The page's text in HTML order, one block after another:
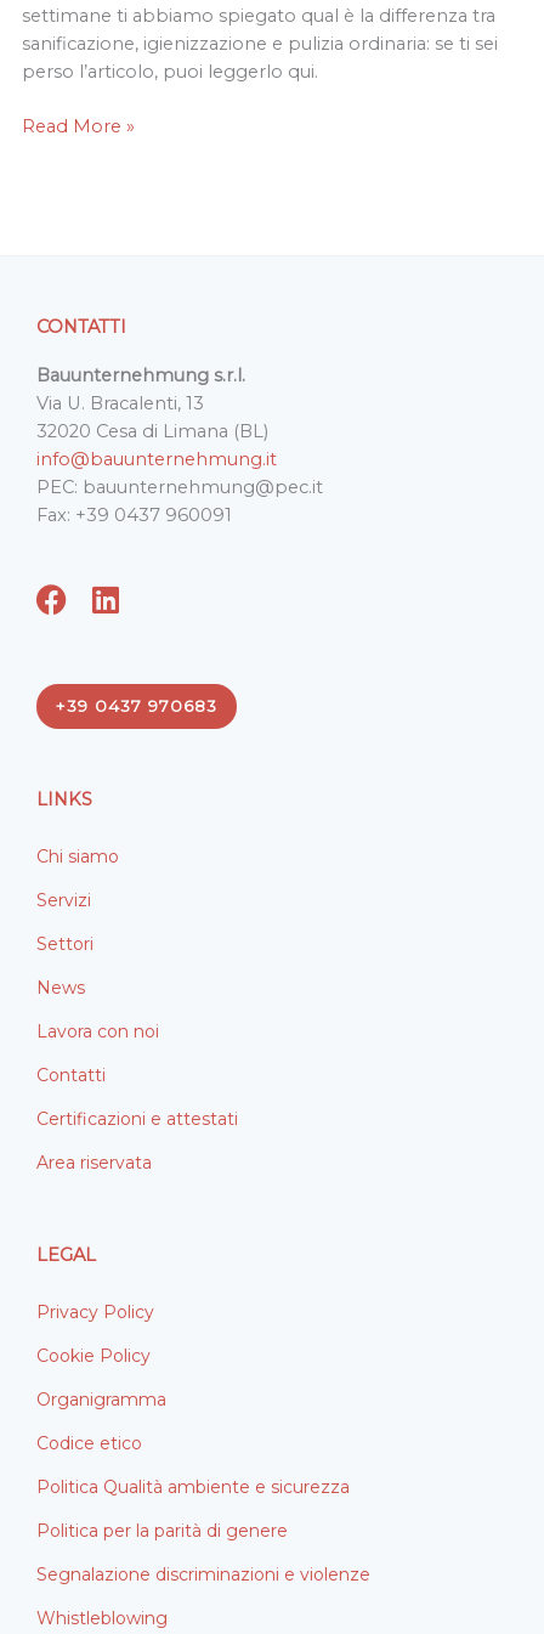
settimane ti abbiamo spiegato qual è la differenza tra
sanificazione, igienizzazione e pulizia ordinaria: se ti sei
perso l’articolo, puoi leggerlo qui.
a
perossido
di
Read More »
CONTATTI
Bauunternehmung s.r.l.
Via U. Bracalenti, 13
32020 Cesa di Limana (BL)
info@bauunternehmung.it
PEC: bauunternehmung@pec.it
Fax: +39 0437 960091
F
e
b
k
L
k
e
+39 0437 970683
LINKS
Chi siamo
Servizi
Settori
News
Lavora con noi
Contatti
Certificazioni e attestati
Area riservata
LEGAL
Privacy Policy
Cookie Policy
Organigramma
Codice etico
Politica Qualità ambiente e sicurezza
Politica per la parità di genere
Segnalazione discriminazioni e violenze
Whistleblowing